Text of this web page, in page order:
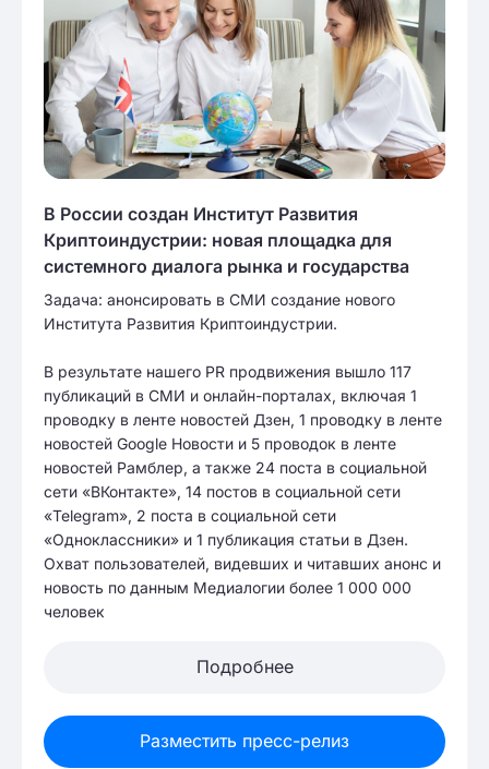
В России создан Институт Развития
Криптоиндустрии: новая площадка для
системного диалога рынка и государства
Задача: анонсировать в СМИ создание нового
Института Развития Криптоиндустрии.
В результате нашего PR продвижения вышло 117
публикаций в СМИ и онлайн-порталах, включая 1
проводку в ленте новостей Дзен, 1 проводку в ленте
новостей Google Новости и 5 проводок в ленте
новостей Рамблер, а также 24 поста в социальной
сети «ВКонтакте», 14 постов в социальной сети
«Telegram», 2 поста в социальной сети
«Одноклассники» и 1 публикация статьи в Дзен.
Охват пользователей, видевших и читавших анонс и
новость по данным Медиалогии более 1 000 000
человек
Подробнее
Разместить пресс-релиз